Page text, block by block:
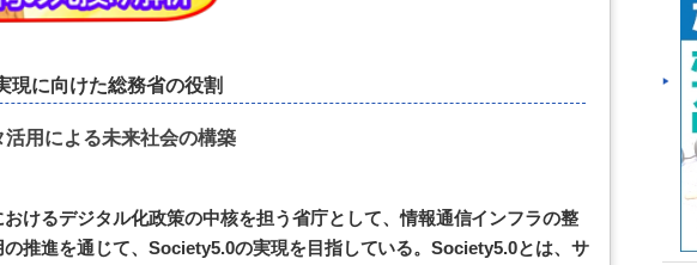
現に向けた総務省の役割
活用による未来社会の構築
けるデジタル化政策の中核を担う省庁として、情報通信インフラの整
推進を通じて、Society5.0の実現を目指している。Society5.0とは、サ